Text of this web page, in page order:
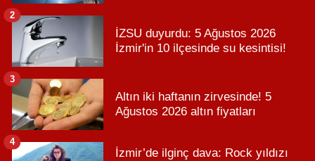
İZSU duyurdu: 5 Ağustos 2026
İzmir'in 10 ilçesinde su kesintisi!
2
Altın iki haftanın zirvesinde! 5
Ağustos 2026 altın fiyatları
3
İzmir’de ilginç dava: Rock yıldızı
4